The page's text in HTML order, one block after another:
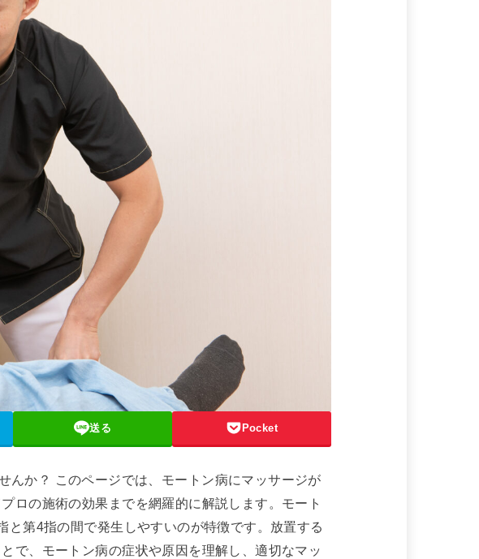
送る Pocket
んか？ このページでは、モートン病にマッサージが
ロの施術の効果までを網羅的に解説します。モート
第4指の間で発生しやすいのが特徴です。放置する
で、モートン病の症状や原因を理解し、適切なマッ